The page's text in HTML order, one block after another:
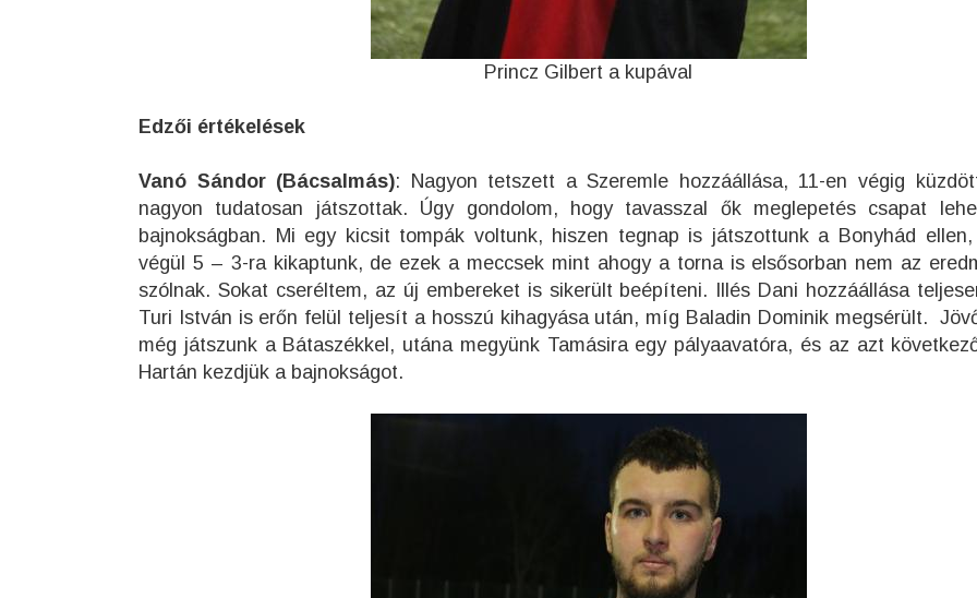
Princz Gilbert a kupával
Edzői értékelések
Vanó Sándor (Bácsalmás): Nagyon tetszett a Szeremle hozzáállása, 11-en végig
nagyon tudatosan játszottak. Úgy gondolom, hogy tavasszal ők meglepetés csapat
bajnokságban. Mi egy kicsit tompák voltunk, hiszen tegnap is játszottunk a Bonyhád
végül 5 – 3-ra kikaptunk, de ezek a meccsek mint ahogy a torna is elsősorban nem az
szólnak. Sokat cseréltem, az új embereket is sikerült beépíteni. Illés Dani hozzáállása
Turi István is erőn felül teljesít a hosszú kihagyása után, míg Baladin Dominik megsérült.
még játszunk a Bátaszékkel, utána megyünk Tamásira egy pályaavatóra, és az azt
Hartán kezdjük a bajnokságot.